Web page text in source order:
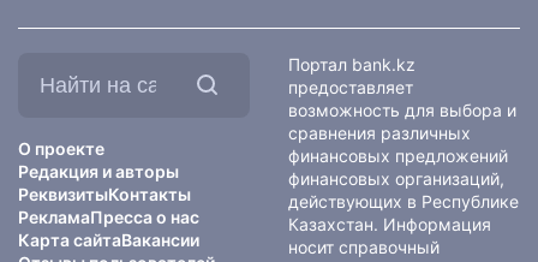
О проекте
Редакция и авторы
РеквизитыКонтакты
РекламаПресса о нас
Карта сайтаВакансии
Портал bank.kz
предоставляет
возможность для выбора и
сравнения различных
финансовых предложений
финансовых организаций,
действующих в Республике
Казахстан. Информация
носит справочный